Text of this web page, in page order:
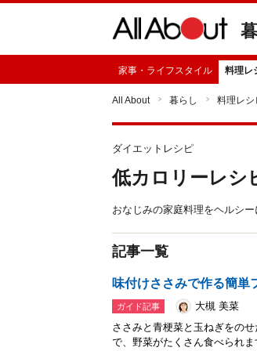
家事・ライフスタイル 料理レ
All About 暮らし 料理レシ
ダイエットレシピ
低カロリーレシ
おなじみの家庭料理をヘルシ
記事一覧
味付けささみで作る簡
ガイド記事
大槻 美菜
ささみと青梗菜と玉ねぎをの
で、野菜がたくさん食べられ